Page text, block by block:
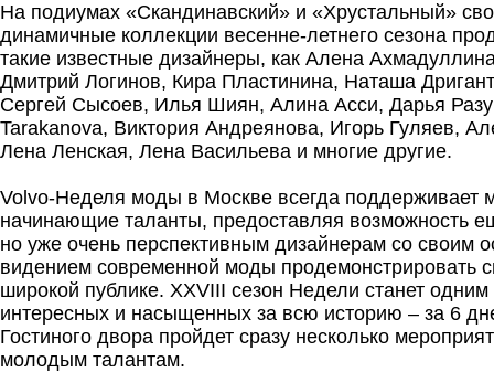
На подиумах «Скандинавский» и «Хрустальный»
динамичные коллекции весенне-летнего сезона
такие известные дизайнеры, как Алена
Дмитрий Логинов, Кира Пластинина, Наташа
Сергей Сысоев, Илья Шиян, Алина Асси, Дарья
Tarakanova, Виктория Андреянова, Игорь Гуляев,
Лена Ленская, Лена Васильева и многие другие.
Volvo-Неделя моды в Москве всегда поддерживает
начинающие таланты, предоставляя возможность
но уже очень перспективным дизайнерам со своим
видением современной моды продемонстрировать
широкой публике. XXVIII сезон Недели станет
интересных и насыщенных за всю историю – за 6
Гостиного двора пройдет сразу несколько
молодым талантам.